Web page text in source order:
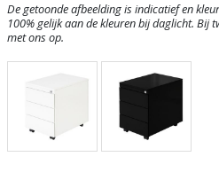
De getoonde afbeelding is indicatief en
100% gelijk aan de kleuren bij daglicht. Bij
met ons op.